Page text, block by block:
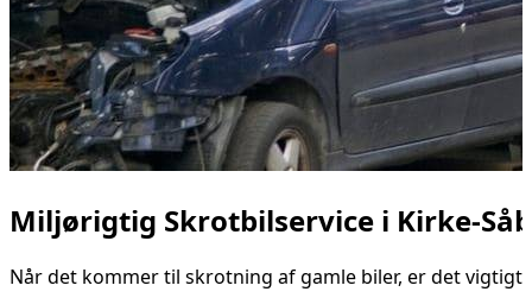
Miljørigtig Skrotbilservice i Kirke-
Når det kommer til skrotning af gamle biler, er det